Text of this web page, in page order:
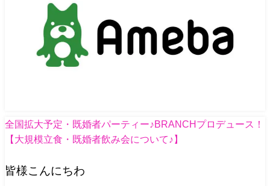
全国拡大予定・既婚者パーティー♪BRANCHプロデュース！
【大規模立食・既婚者飲み会について♪】
皆様こんにちわ